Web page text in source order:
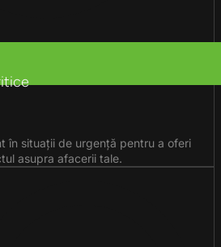
în situații de urgență pentru a oferi
asupra afacerii tale.